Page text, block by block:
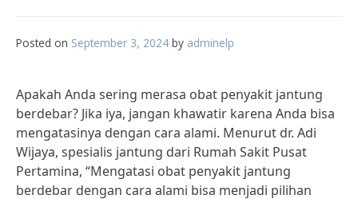
Posted on September 3, 2024 by adminelp
Apakah Anda sering merasa obat penyakit jantung
berdebar? Jika iya, jangan khawatir karena Anda bisa
mengatasinya dengan cara alami. Menurut dr. Adi
Wijaya, spesialis jantung dari Rumah Sakit Pusat
Pertamina, “Mengatasi obat penyakit jantung
berdebar dengan cara alami bisa menjadi pilihan